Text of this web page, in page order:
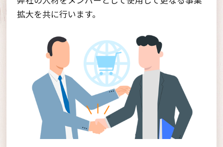
拡大を共に行います。